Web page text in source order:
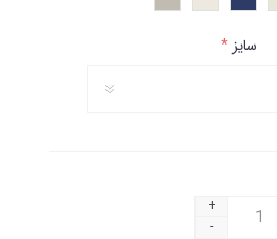
سایز *
+
-